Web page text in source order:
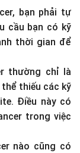
bạn phải tự
cầu bạn có kỹ
thời gian để
thường chỉ là
thiếu các kỹ
Điều này có
trong việc
nào cũng có